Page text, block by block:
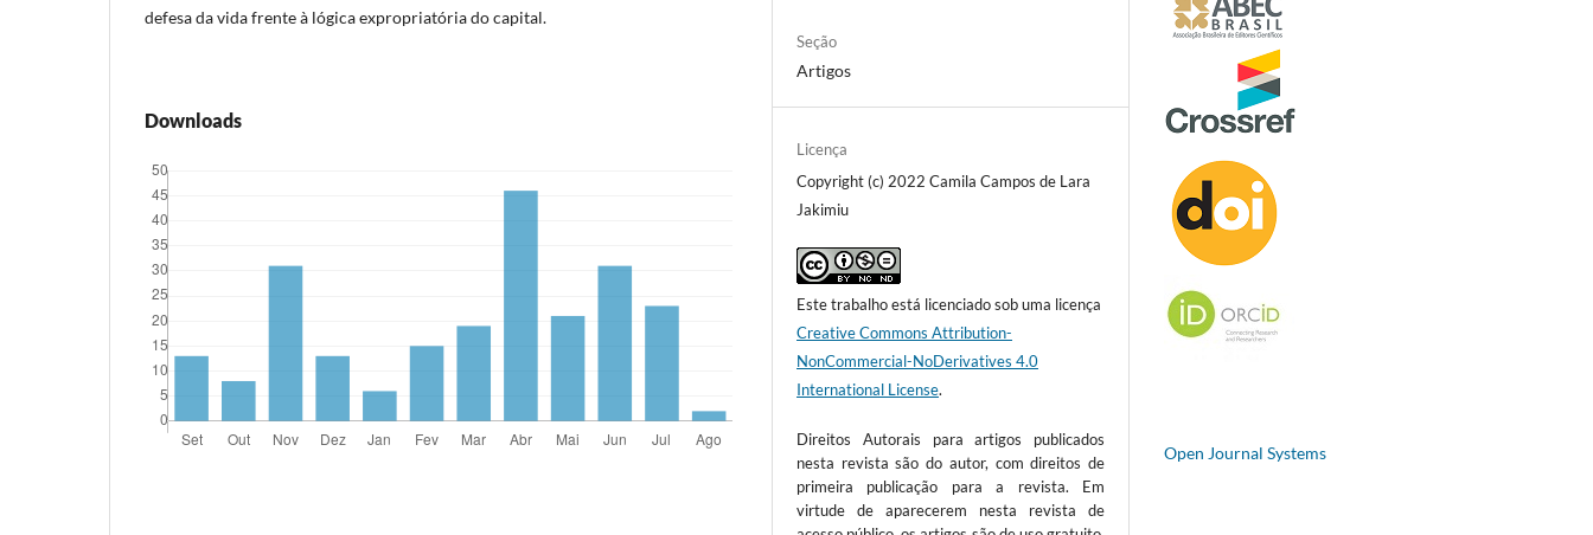
defesa da vida frente à lógica expropriatória do capital.
Downloads
Seção
Artigos
Licença
Copyright (c) 2022 Camila Campos de Lara
Jakimiu
Este trabalho está licenciado sob uma licença
Creative Commons Attribution-
NonCommercial-NoDerivatives 4.0
International License.
Direitos Autorais para artigos publicados
nesta revista são do autor, com direitos de
primeira publicação para a revista. Em
virtude de aparecerem nesta revista de
Open Journal Systems